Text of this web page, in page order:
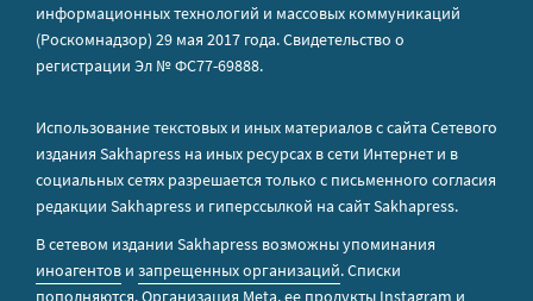
информационных технологий и массовых коммуникаций
(Роскомнадзор) 29 мая 2017 года. Свидетельство о
регистрации Эл № ФС77-69888.
Использование текстовых и иных материалов с сайта Сетевого
издания Sakhapress на иных ресурсах в сети Интернет и в
социальных сетях разрешается только с письменного согласия
редакции Sakhapress и гиперссылкой на сайт Sakhapress.
В сетевом издании Sakhapress возможны упоминания
иноагентов и запрещенных организаций. Списки
пополняются. Организация Metа, ее продукты Instagram и